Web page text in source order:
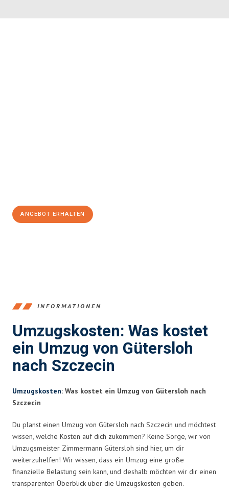
ANGEBOT ERHALTEN
INFORMATIONEN
Umzugskosten: Was kostet
ein Umzug von Gütersloh
nach Szczecin
Umzugskosten: Was kostet ein Umzug von Gütersloh nach
Szczecin
Du planst einen Umzug von Gütersloh nach Szczecin und möchtest
wissen, welche Kosten auf dich zukommen? Keine Sorge, wir von
Umzugsmeister Zimmermann Gütersloh sind hier, um dir
weiterzuhelfen! Wir wissen, dass ein Umzug eine große
finanzielle Belastung sein kann, und deshalb möchten wir dir einen
transparenten Überblick über die Umzugskosten geben.